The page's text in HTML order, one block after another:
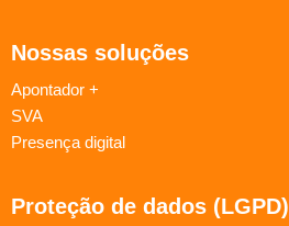
Nossas soluções
Apontador +
SVA
Presença digital
Proteção de dados (LGPD)